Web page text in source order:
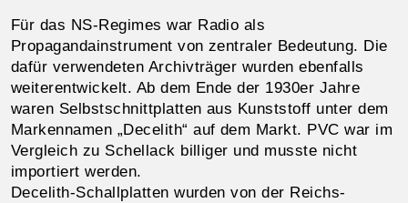
Für das NS-Regimes war Radio als
Propagandainstrument von zentra­ler Be­deu­tung. Die
dafür verwendeten Archiv­träger wurden ebenfalls
weiter­entwickelt. Ab dem Ende der 1930er Jahre
waren Selbst­schnitt­platten aus Kunst­stoff unter dem
Marken­namen „Decelith“ auf dem Markt. PVC war im
Vergleich zu Schellack billiger und musste nicht
importiert werden.
Decelith-Schallplatten wurden von der Reichs-